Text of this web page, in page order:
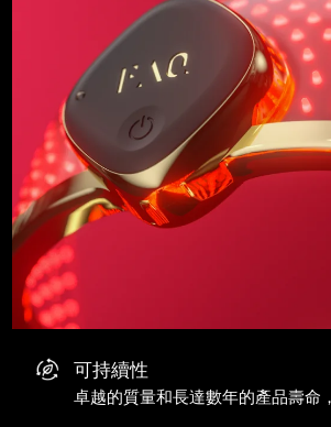
可持續性
卓越的質量和長達數年的產品壽命